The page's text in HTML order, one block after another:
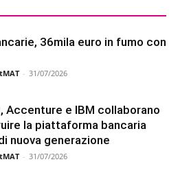
36mila euro in fumo con
- 31/07/2026
Accenture e IBM collaborano
la piattaforma bancaria
nuova generazione
- 31/07/2026